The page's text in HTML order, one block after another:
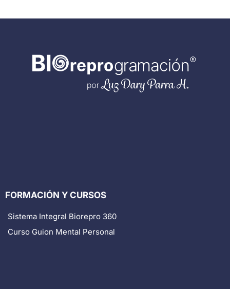
FORMACIÓN Y CURSOS
Sistema Integral Biorepro 360
Curso Guion Mental Personal